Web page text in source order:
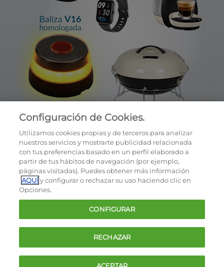
Cookies
Política de privacidad
Términos y condiciones de la oferta
Contacto
FAQ
Configuración de Cookies.
Utilizamos cookies propias y de terceros para analizar
nuestros servicios y mostrarte publicidad relacionada
con tus preferencias basado en un perfil elaborado a
partir de tus hábitos de navegación (por ejemplo,
páginas visitadas). Puedes obtener más información
AQUÍy configurar o rechazar su uso haciendo clic en
Opciones.
CONFIGURAR
RECHAZAR